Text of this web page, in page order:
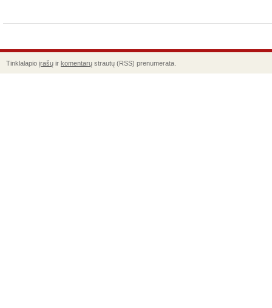
Tinklalapio įrašų ir komentarų strautų (RSS) prenumerata.